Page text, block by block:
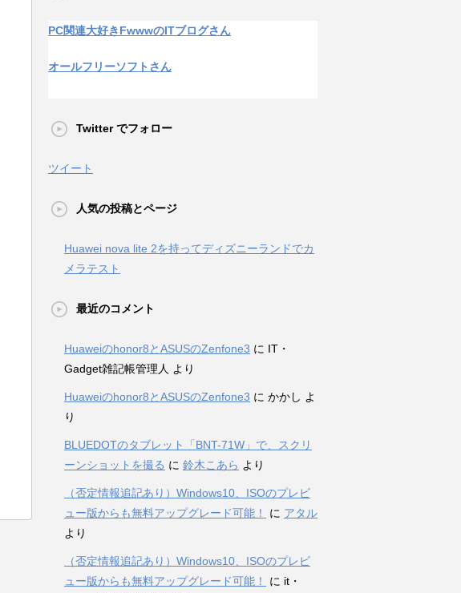
PC関連大好きFwwwのITブログさん
オールフリーソフトさん
Twitter でフォロー
ツイート
人気の投稿とページ
Huawei nova lite 2を持ってディズニーランドでカ
メラテスト
最近のコメント
Huaweiのhonor8とASUSのZenfone3 に IT・
Gadget雑記帳管理人 より
Huaweiのhonor8とASUSのZenfone3 に かかし よ
り
BLUEDOTのタブレット「BNT-71W」で、スクリ
ーンショットを撮る に 鈴木こあら より
（否定情報追記あり）Windows10、ISOのプレビ
ュー版からも無料アップグレード可能！
に アタル
より
（否定情報追記あり）Windows10、ISOのプレビ
ュー版からも無料アップグレード可能！
に it・